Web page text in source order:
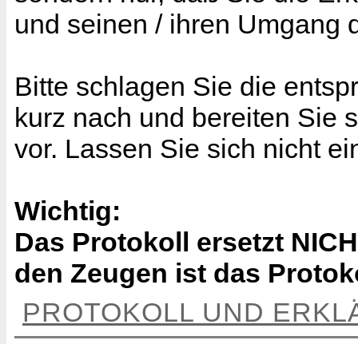
und seinen / ihren Umgang
Bitte schlagen Sie die
kurz nach und bereiten Sie
vor. Lassen Sie sich nicht
Wichtig:
Das Protokoll ersetzt
den Zeugen ist das
PROTOKOLL UND